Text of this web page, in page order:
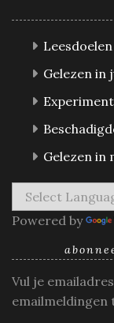
Gelezen in
Gelezen in
Powered by
Vul je
emailmeldingen